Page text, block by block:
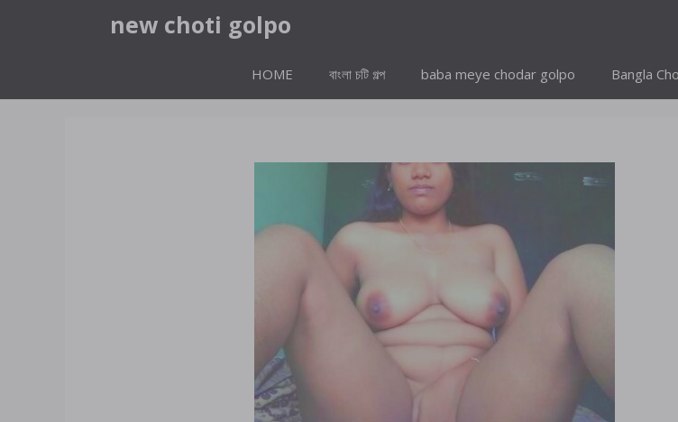
new choti golpo
HOME বাংলা চটি গল্প baba meye chodar golpo Bangla